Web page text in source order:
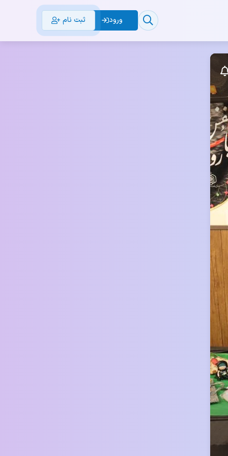
ورود ثبت نام